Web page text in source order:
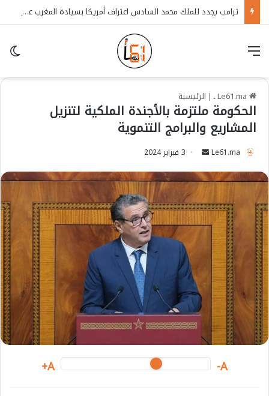
ترامب يجدد للملك محمد السادس اعتراف أمريكا بسيادة المغرب على الصحراء
| الرئيسية
الحكومة ملتزمة بالأجندة الملكية لتنزيل
المشاريع والبرامج التنموية
Le61.ma
n
a
n
l
3 فبراير 2024
A-
A+